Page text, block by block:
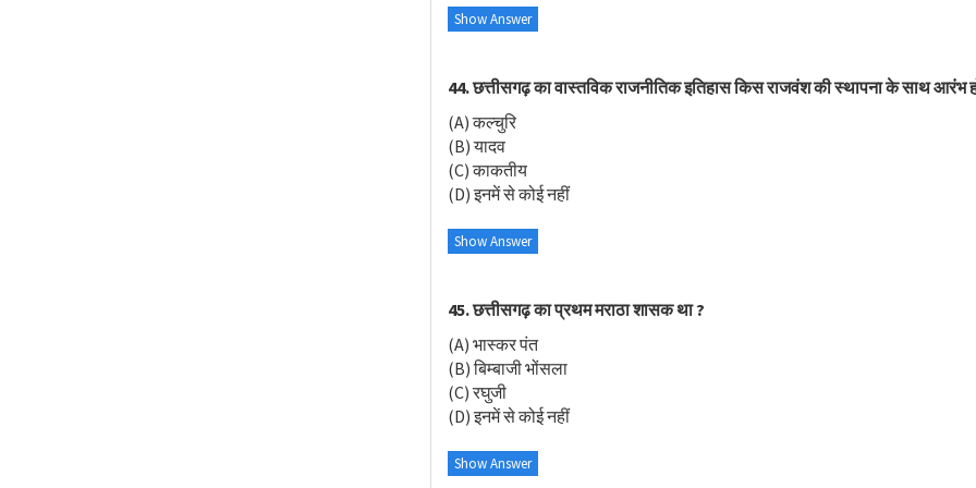
Show Answer
44. छत्तीसगढ़ का वास्तविक राजनीतिक इतिहास किस राजवंश की स्थापना के साथ आरंभ
(A) कल्चुरि
(B) यादव
(C) काकतीय
(D) इनमें से कोई नहीं
Show Answer
45. छत्तीसगढ़ का प्रथम मराठा शासक था ?
(A) भास्कर पंत
(B) बिम्बाजी भोंसला
(C) रघुजी
(D) इनमें से कोई नहीं
Show Answer